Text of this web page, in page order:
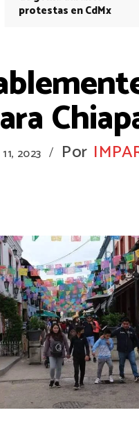
protestas en CdMx
2023 / Por